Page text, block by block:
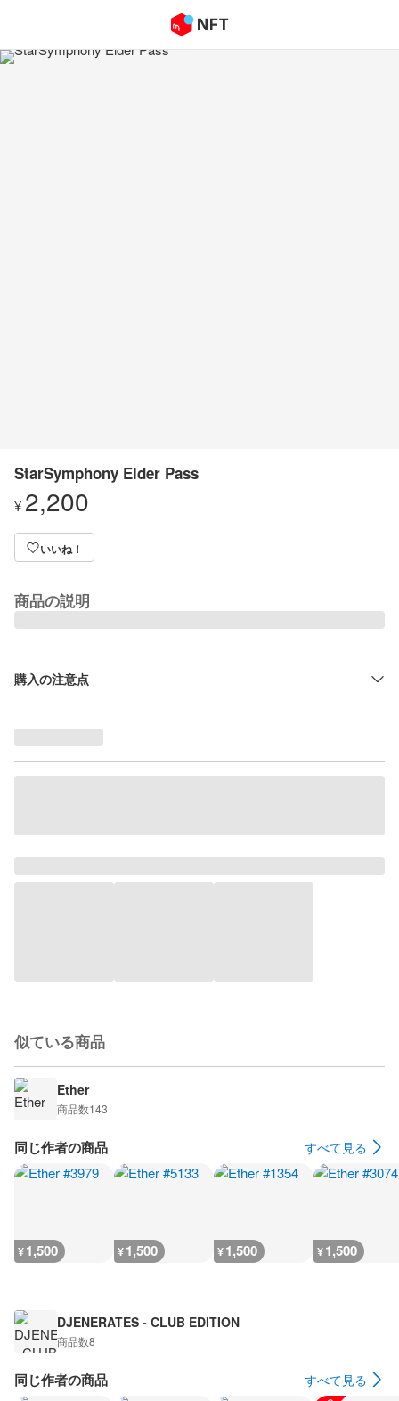
StarSymphony Elder Pass
¥ 2,200
いいね！
商品の説明
購入の注意点
似ている商品
Ether
商品数143
同じ作者の商品 すべて見る
¥1,500 ¥1,500 ¥1,500 ¥1,500
DJENERATES - CLUB EDITION
商品数8
同じ作者の商品 すべて見る